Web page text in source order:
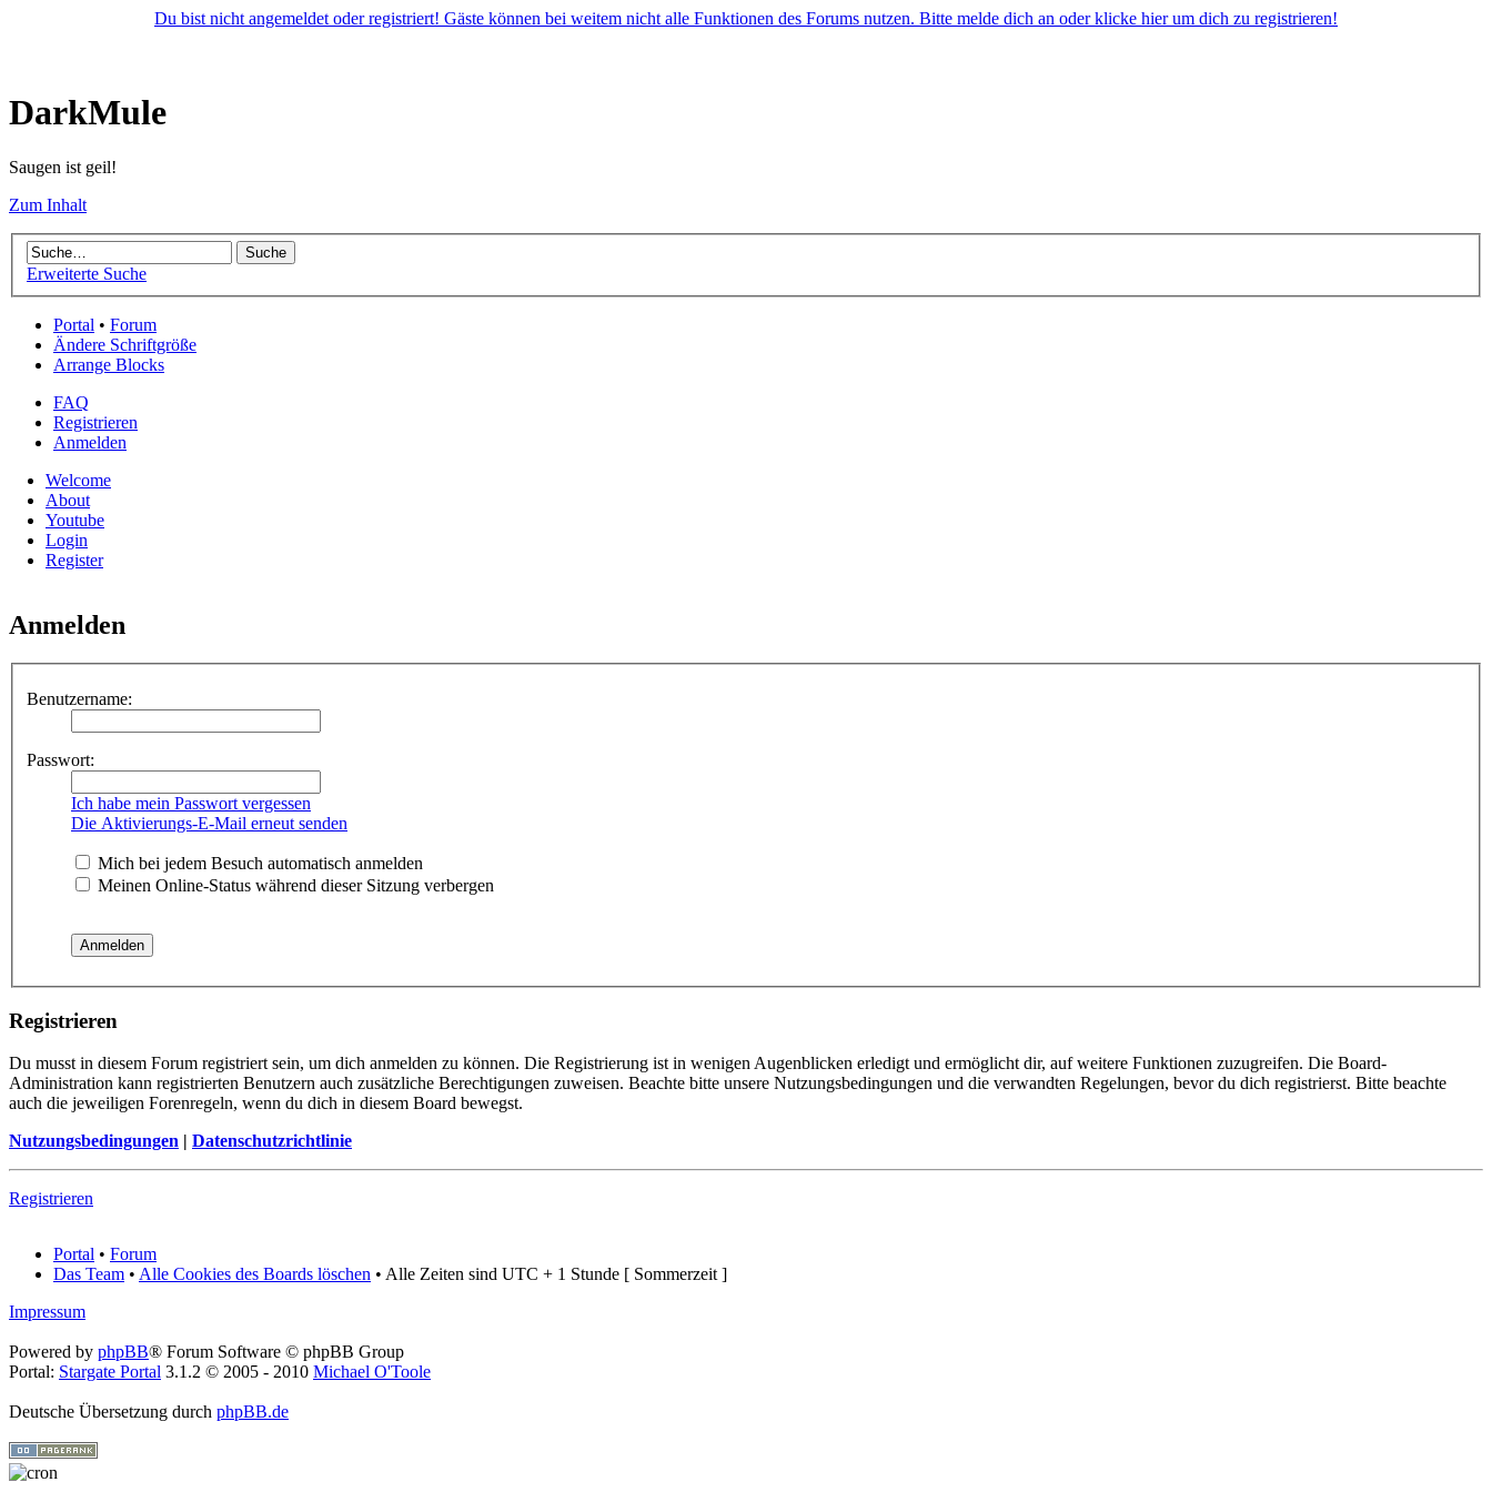
Du bist nicht angemeldet oder registriert! Gäste können bei weitem nicht alle Funktionen des Forums nutzen. Bitte melde dich an oder klicke hier um dich zu registrieren!
DarkMule
Saugen ist geil!
Zum Inhalt
Erweiterte Suche
Portal • Forum
Ändere Schriftgröße
Arrange Blocks
FAQ
Registrieren
Anmelden
Welcome
About
Youtube
Login
Register
Anmelden
Benutzername:
Passwort:
Ich habe mein Passwort vergessen
Die Aktivierungs-E-Mail erneut senden
Mich bei jedem Besuch automatisch anmelden
Meinen Online-Status während dieser Sitzung verbergen
Registrieren
Du musst in diesem Forum registriert sein, um dich anmelden zu können. Die Registrierung ist in wenigen Augenblicken erledigt und ermöglicht dir, auf weitere Funktionen zuzugreifen. Die Board-
Administration kann registrierten Benutzern auch zusätzliche Berechtigungen zuweisen. Beachte bitte unsere Nutzungsbedingungen und die verwandten Regelungen, bevor du dich registrierst. Bitte beachte
auch die jeweiligen Forenregeln, wenn du dich in diesem Board bewegst.
Nutzungsbedingungen | Datenschutzrichtlinie
Registrieren
Portal • Forum
Das Team • Alle Cookies des Boards löschen • Alle Zeiten sind UTC + 1 Stunde [ Sommerzeit ]
Impressum
Powered by phpBB® Forum Software © phpBB Group
Portal: Stargate Portal 3.1.2 © 2005 - 2010 Michael O'Toole
Deutsche Übersetzung durch phpBB.de